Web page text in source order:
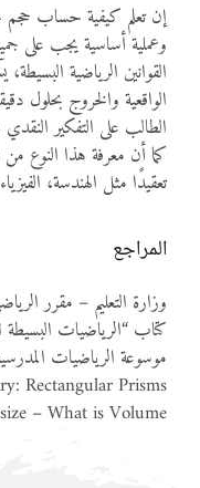
إن تعلم كيفية حساب حجم
وعملية أساسية يجب على
القوانين الرياضية
الواقعية والخروج بحلول
الطالب على التفكير
كما أن معرفة هذا النوع
تعقيدًا مثل الهندسة،
المراجع
وزارة التعليم – مقرر
كتاب “الرياضيات البسيطة
موسوعة الرياضيات
Rectangular Prisms
– What is Volume?